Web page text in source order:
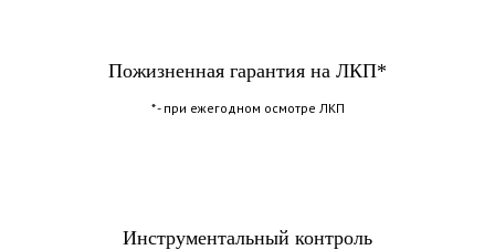
Пожизненная гарантия на ЛКП*
* - при ежегодном осмотре ЛКП
Инструментальный контроль